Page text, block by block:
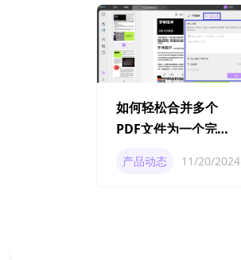
如何轻松合并多个
PDF文件为一个完整
产品动态 11/20/2024